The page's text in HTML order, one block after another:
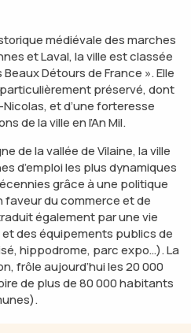
médiévale des marches
et Laval, la ville est classée
Beaux Détours de France ». Elle
préservé, dont
et d’une forteresse
de la ville en l’An Mil.
de la vallée de Vilaine, la ville
d’emploi les plus dynamiques
grâce à une politique
du commerce et de
également par une vie
des équipements publics de
hippodrome, parc expo…). La
frôle aujourd’hui les 20 000
de plus de 80 000 habitants